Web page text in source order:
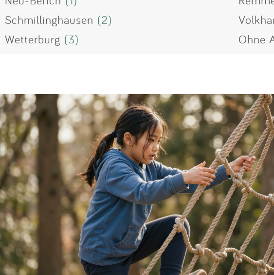
Schmillinghausen (2)
Wetterburg (3) Ohne